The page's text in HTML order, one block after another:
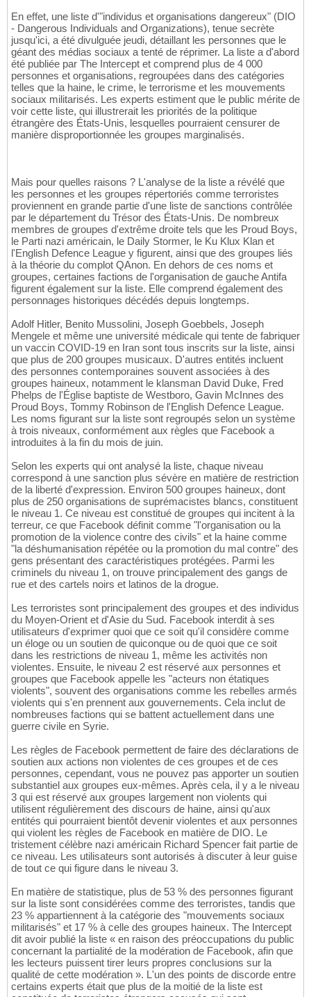
En effet, une liste d'"individus et organisations dangereux" (DIO
- Dangerous Individuals and Organizations), tenue secrète
jusqu'ici, a été divulguée jeudi, détaillant les personnes que le
géant des médias sociaux a tenté de réprimer. La liste a d'abord
été publiée par The Intercept et comprend plus de 4 000
personnes et organisations, regroupées dans des catégories
telles que la haine, le crime, le terrorisme et les mouvements
sociaux militarisés. Les experts estiment que le public mérite de
voir cette liste, qui illustrerait les priorités de la politique
étrangère des États-Unis, lesquelles pourraient censurer de
manière disproportionnée les groupes marginalisés.
Mais pour quelles raisons ? L'analyse de la liste a révélé que
les personnes et les groupes répertoriés comme terroristes
proviennent en grande partie d'une liste de sanctions contrôlée
par le département du Trésor des États-Unis. De nombreux
membres de groupes d'extrême droite tels que les Proud Boys,
le Parti nazi américain, le Daily Stormer, le Ku Klux Klan et
l'English Defence League y figurent, ainsi que des groupes liés
à la théorie du complot QAnon. En dehors de ces noms et
groupes, certaines factions de l'organisation de gauche Antifa
figurent également sur la liste. Elle comprend également des
personnages historiques décédés depuis longtemps.
Adolf Hitler, Benito Mussolini, Joseph Goebbels, Joseph
Mengele et même une université médicale qui tente de fabriquer
un vaccin COVID-19 en Iran sont tous inscrits sur la liste, ainsi
que plus de 200 groupes musicaux. D'autres entités incluent
des personnes contemporaines souvent associées à des
groupes haineux, notamment le klansman David Duke, Fred
Phelps de l'Église baptiste de Westboro, Gavin McInnes des
Proud Boys, Tommy Robinson de l'English Defence League.
Les noms figurant sur la liste sont regroupés selon un système
à trois niveaux, conformément aux règles que Facebook a
introduites à la fin du mois de juin.
Selon les experts qui ont analysé la liste, chaque niveau
correspond à une sanction plus sévère en matière de restriction
de la liberté d'expression. Environ 500 groupes haineux, dont
plus de 250 organisations de suprémacistes blancs, constituent
le niveau 1. Ce niveau est constitué de groupes qui incitent à la
terreur, ce que Facebook définit comme "l'organisation ou la
promotion de la violence contre des civils" et la haine comme
"la déshumanisation répétée ou la promotion du mal contre" des
gens présentant des caractéristiques protégées. Parmi les
criminels du niveau 1, on trouve principalement des gangs de
rue et des cartels noirs et latinos de la drogue.
Les terroristes sont principalement des groupes et des individus
du Moyen-Orient et d'Asie du Sud. Facebook interdit à ses
utilisateurs d'exprimer quoi que ce soit qu'il considère comme
un éloge ou un soutien de quiconque ou de quoi que ce soit
dans les restrictions de niveau 1, même les activités non
violentes. Ensuite, le niveau 2 est réservé aux personnes et
groupes que Facebook appelle les "acteurs non étatiques
violents", souvent des organisations comme les rebelles armés
violents qui s'en prennent aux gouvernements. Cela inclut de
nombreuses factions qui se battent actuellement dans une
guerre civile en Syrie.
Les règles de Facebook permettent de faire des déclarations de
soutien aux actions non violentes de ces groupes et de ces
personnes, cependant, vous ne pouvez pas apporter un soutien
substantiel aux groupes eux-mêmes. Après cela, il y a le niveau
3 qui est réservé aux groupes largement non violents qui
utilisent régulièrement des discours de haine, ainsi qu'aux
entités qui pourraient bientôt devenir violentes et aux personnes
qui violent les règles de Facebook en matière de DIO. Le
tristement célèbre nazi américain Richard Spencer fait partie de
ce niveau. Les utilisateurs sont autorisés à discuter à leur guise
de tout ce qui figure dans le niveau 3.
En matière de statistique, plus de 53 % des personnes figurant
sur la liste sont considérées comme des terroristes, tandis que
23 % appartiennent à la catégorie des "mouvements sociaux
militarisés" et 17 % à celle des groupes haineux. The Intercept
dit avoir publié la liste « en raison des préoccupations du public
concernant la partialité de la modération de Facebook, afin que
les lecteurs puissent tirer leurs propres conclusions sur la
qualité de cette modération ». L'un des points de discorde entre
certains experts était que plus de la moitié de la liste est